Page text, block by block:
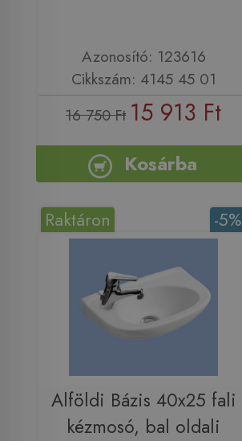
Azonosító: 123616
Cikkszám: 4145 45 01
16 750 Ft 15 913 Ft
Kosárba
-5%
Raktáron
Alföldi Bázis 40x25 fali
kézmosó, bal oldali